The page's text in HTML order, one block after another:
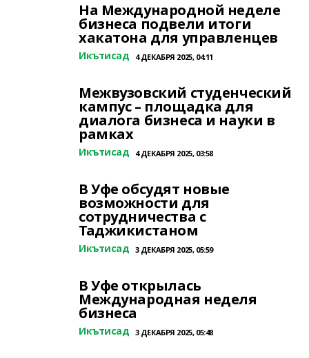
На Международной неделе
бизнеса подвели итоги
хакатона для управленцев
Икътисад 4 ДЕКАБРЯ 2025, 04:11
Межвузовский студенческий
кампус – площадка для
диалога бизнеса и науки в
рамках
Икътисад 4 ДЕКАБРЯ 2025, 03:58
В Уфе обсудят новые
возможности для
сотрудничества с
Таджикистаном
Икътисад 3 ДЕКАБРЯ 2025, 05:59
В Уфе открылась
Международная неделя
бизнеса
Икътисад 3 ДЕКАБРЯ 2025, 05:48